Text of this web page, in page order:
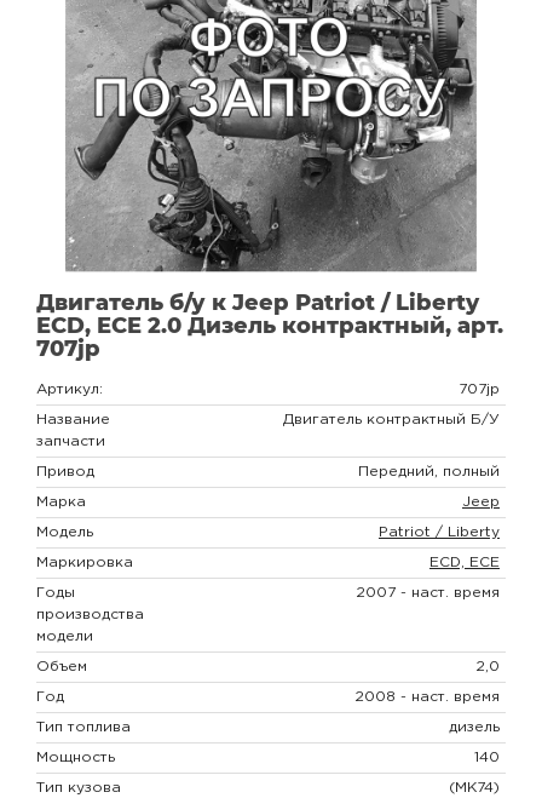
Двигатель б/у к Jeep Patriot / Liberty
ECD, ECE 2.0 Дизель контрактный, арт.
707jp
Артикул: 707jp
Название
запчасти
Двигатель контрактный Б/У
Привод Передний, полный
Марка Jeep
Модель Patriot / Liberty
Маркировка ECD, ECE
Годы
производства
модели
2007 - наст. время
Объем 2,0
Год 2008 - наст. время
Тип топлива дизель
Мощность 140
Тип кузова (MK74)